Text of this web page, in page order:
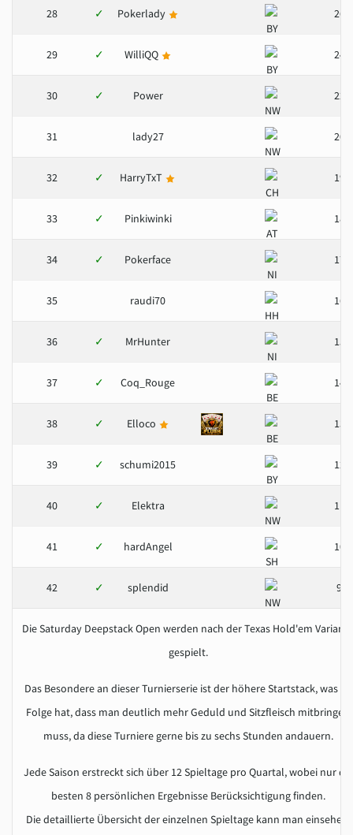
28 ✓ Pokerlady 26
29 ✓ WilliQQ 24
30 ✓ Power 22
31 lady27 20
32 ✓ HarryTxT 19
33 ✓ Pinkiwinki 18
34 ✓ Pokerface 17
35 raudi70 16
36 ✓ MrHunter 15
37 ✓ Coq_Rouge 14
38 ✓ Elloco 13
39 ✓ schumi2015 12
40 ✓ Elektra 11
41 ✓ hardAngel 10
42 ✓ splendid 9
Die Saturday Deepstack Open werden nach der Texas Hold'em Variante
gespielt.
Das Besondere an dieser Turnierserie ist der höhere Startstack, was zu
Folge hat, dass man deutlich mehr Geduld und Sitzfleisch mitbringen
muss, da diese Turniere gerne bis zu sechs Stunden andauern.
Jede Saison erstreckt sich über 12 Spieltage pro Quartal, wobei nur die
besten 8 persönlichen Ergebnisse Berücksichtigung finden.
Die detaillierte Übersicht der einzelnen Spieltage kann man einsehen,